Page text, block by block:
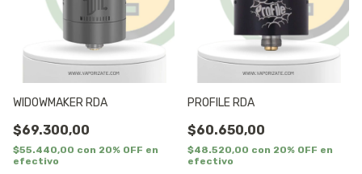
WIDOWMAKER RDA
$69.300,00
$55.440,00 con 20% OFF en
efectivo
PROFILE RDA
$60.650,00
$48.520,00 con 20% OFF en
efectivo